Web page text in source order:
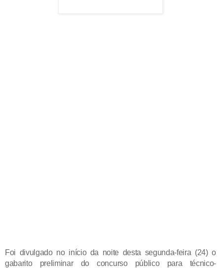
Foi divulgado no início da noite desta segunda-feira (24) o
gabarito preliminar do concurso público para técnico-